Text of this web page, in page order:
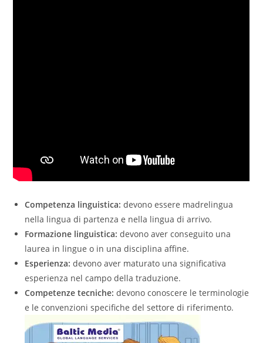
Competenza linguistica: devono essere madrelingua
nella lingua di partenza e nella lingua di arrivo.
Formazione linguistica: devono aver conseguito una
laurea in lingue o in una disciplina affine.
Esperienza: devono aver maturato una significativa
esperienza nel campo della traduzione.
Competenze tecniche: devono conoscere le terminologie
e le convenzioni specifiche del settore di riferimento.